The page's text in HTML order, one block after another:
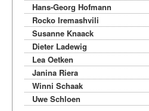
Hans-Georg Hofmann
Rocko Iremashvili
Susanne Knaack
Dieter Ladewig
Lea Oetken
Janina Riera
Winni Schaak
Uwe Schloen